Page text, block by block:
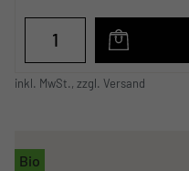
inkl. MwSt., zzgl. Versand
Bio